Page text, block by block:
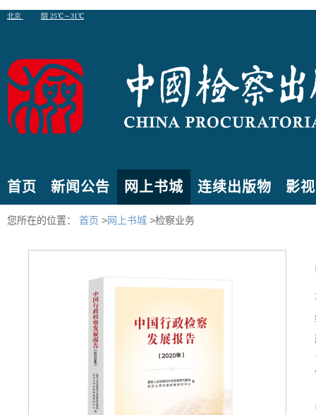
首页 新闻公告 网上书城 连续出版物 影
您所在的位置： 首页 >网上书城 >检察业务